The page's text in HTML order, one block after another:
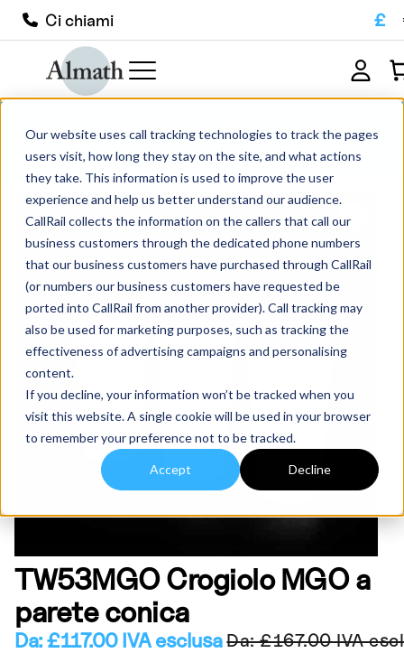
Our website uses call tracking technologies to track the pages
users visit, how long they stay on the site, and what actions
they take. This information is used to improve the user
experience and help us better understand our audience.
CallRail collects the information on the callers that call our
business customers through the dedicated phone numbers
that our business customers have purchased through CallRail
(or numbers our business customers have requested be
ported into CallRail from another provider). Call tracking may
also be used for marketing purposes, such as tracking the
effectiveness of advertising campaigns and personalising
content.
If you decline, your information won’t be tracked when you
visit this website. A single cookie will be used in your browser
to remember your preference not to be tracked.
Accept Decline
Ci chiami £
TW53MGO Crogiolo MGO a parete
conica
TW53MGO Crogiolo MGO a
parete conica
Da:£167.00IVA
Da:£117.00IVA esclusa